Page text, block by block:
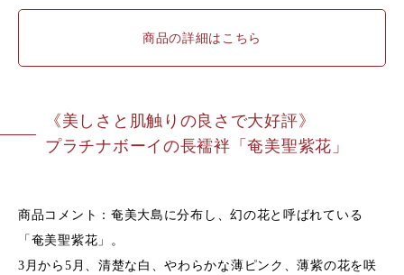
商品の詳細はこちら
《美しさと肌触りの良さで大好評》
プラチナボーイの長襦袢「奄美聖紫花」
商品コメント： 奄美大島に分布し、幻の花と呼ばれている
「奄美聖紫花」。
3月から5月、清楚な白、やわらかな薄ピンク、薄紫の花を咲